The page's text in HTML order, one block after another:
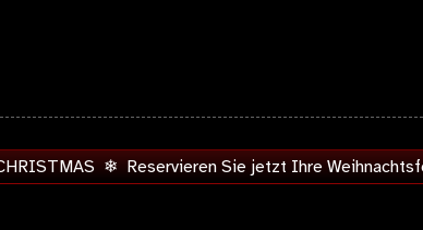
❄︎ Reservieren Sie jetzt Ihre